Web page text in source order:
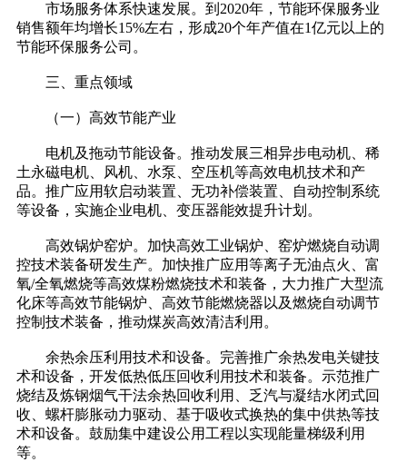
市场服务体系快速发展。到2020年，节能环保服务业
销售额年均增长15%左右，形成20个年产值在1亿元以上的
节能环保服务公司。
三、重点领域
（一）高效节能产业
电机及拖动节能设备。推动发展三相异步电动机、稀
土永磁电机、风机、水泵、空压机等高效电机技术和产
品。推广应用软启动装置、无功补偿装置、自动控制系统
等设备，实施企业电机、变压器能效提升计划。
高效锅炉窑炉。加快高效工业锅炉、窑炉燃烧自动调
控技术装备研发生产。加快推广应用等离子无油点火、富
氧/全氧燃烧等高效煤粉燃烧技术和装备，大力推广大型流
化床等高效节能锅炉、高效节能燃烧器以及燃烧自动调节
控制技术装备，推动煤炭高效清洁利用。
余热余压利用技术和设备。完善推广余热发电关键技
术和设备，开发低热低压回收利用技术和装备。示范推广
烧结及炼钢烟气干法余热回收利用、乏汽与凝结水闭式回
收、螺杆膨胀动力驱动、基于吸收式换热的集中供热等技
术和设备。鼓励集中建设公用工程以实现能量梯级利用
等。